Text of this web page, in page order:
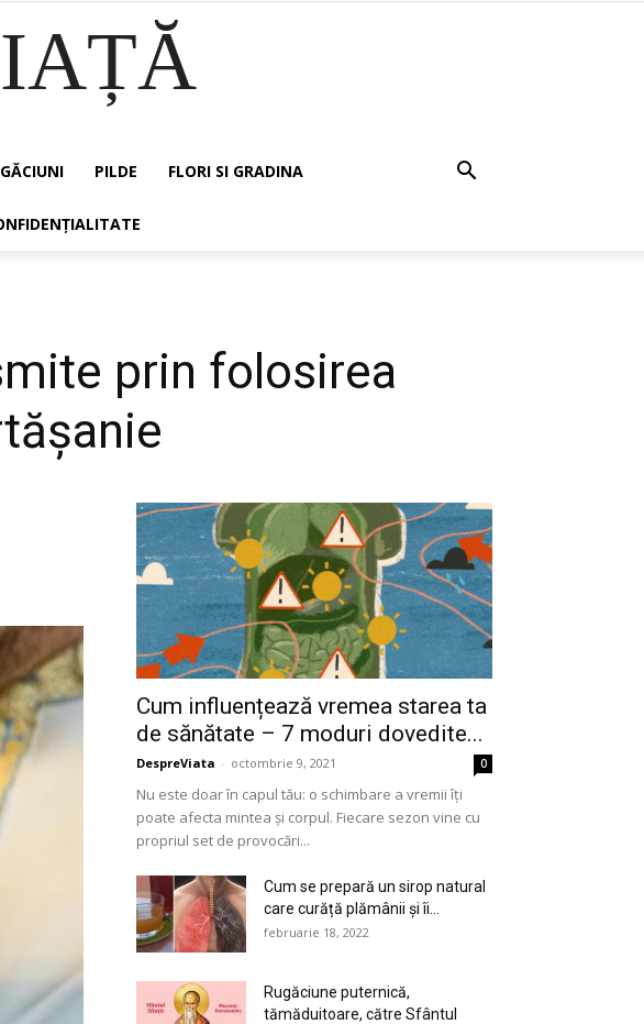
PILDE FLORI SI GRADINA
prin folosirea
Cum influențează vremea starea ta
de sănătate – 7 moduri dovedite...
DespreViata - octombrie 9, 2021 0
Nu este doar în capul tău: o schimbare a vremii îți
poate afecta mintea și corpul. Fiecare sezon vine cu
propriul set de provocări...
Cum se prepară un sirop natural
care curăță plămânii și îi...
februarie 18, 2022
Rugăciune puternică,
tămăduitoare, către Sfântul